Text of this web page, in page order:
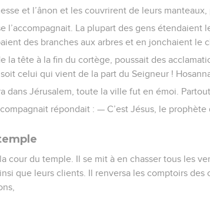
et l’ânon et les couvrirent de leurs
l’accompagnait. La plupart des gens étendaient
des branches aux arbres et en jonchaient le
la tête à la fin du cortège, poussait des
celui qui vient de la part du Seigneur !
dans Jérusalem, toute la ville fut en émoi.
répondait : — C’est Jésus, le prophète
cour du temple. Il se mit à en chasser tous les
que leurs clients. Il renversa les comptoirs des